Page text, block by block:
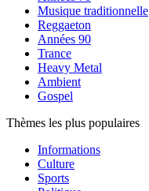
Musique traditionnelle
Reggaeton
Années 90
Trance
Heavy Metal
Ambient
Gospel
Thèmes les plus populaires
Informations
Culture
Sports